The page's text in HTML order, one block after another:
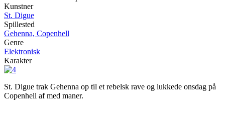
Kunstner
St. Digue
Spillested
Gehenna, Copenhell
Genre
Elektronisk
Karakter
St. Digue trak Gehenna op til et rebelsk rave og lukkede onsdag på
Copenhell af med maner.